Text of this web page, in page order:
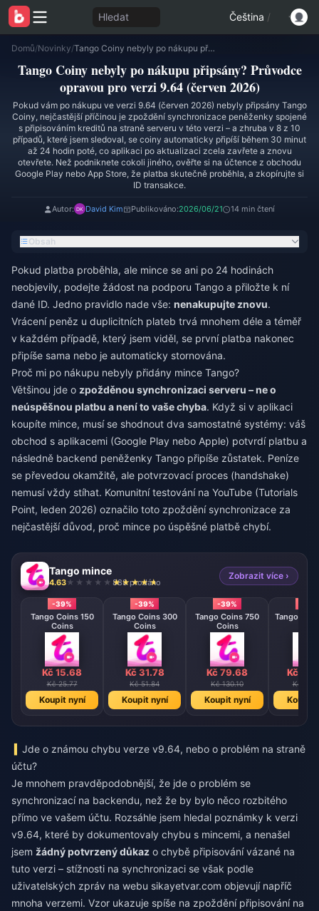
Hledat Čeština /
Domů/Novinky/ Tango Coiny nebyly po nákupu připsány? Průvodce opravou pro verzi 9.64 (červen 2026)
Tango Coiny nebyly po nákupu připsány? Průvodce
opravou pro verzi 9.64 (červen 2026)
Pokud vám po nákupu ve verzi 9.64 (červen 2026) nebyly připsány Tango
Coiny, nejčastější příčinou je zpoždění synchronizace peněženky spojené
s připisováním kreditů na straně serveru v této verzi – a zhruba v 8 z 10
případů, které jsem sledoval, se coiny automaticky připíší během 30 minut
až 24 hodin poté, co aplikaci po aktualizaci zcela zavřete a znovu
otevřete. Než podniknete cokoli jiného, ověřte si na účtence z obchodu
Google Play nebo App Store, že platba skutečně proběhla, a zkopírujte si
ID transakce.
Autor: David Kim Publikováno:2026/06/21 14 min čtení
Obsah
Pokud platba proběhla, ale mince se ani po 24 hodinách
neobjevily, podejte žádost na podporu Tango a přiložte k ní
dané ID. Jedno pravidlo nade vše: nenakupujte znovu.
Vrácení peněz u duplicitních plateb trvá mnohem déle a téměř
v každém případě, který jsem viděl, se první platba nakonec
připíše sama nebo je automaticky stornována.
Proč mi po nákupu nebyly přidány mince Tango?
Většinou jde o zpožděnou synchronizaci serveru – ne o
neúspěšnou platbu a není to vaše chyba. Když si v aplikaci
koupíte mince, musí se shodnout dva samostatné systémy: váš
obchod s aplikacemi (Google Play nebo Apple) potvrdí platbu a
následně backend peněženky Tango připíše zůstatek. Peníze
se převedou okamžitě, ale potvrzovací proces (handshake)
nemusí vždy stíhat. Komunitní testování na YouTube (Tutorials
Point, leden 2026) označilo toto zpoždění synchronizace za
nejčastější důvod, proč mince po úspěšné platbě chybí.
Tango mince
4.63 888 prodáno
Zobrazit více ›
-39%
Tango Coins 150
Coins
Kč 15.68
Kč 25.77
Koupit nyní
-39%
Tango Coins 300
Coins
Kč 31.78
Kč 51.84
Koupit nyní
-39%
Tango Coins 750
Coins
Kč 79.68
Kč 130.10
Koupit nyní
Tango
Kč
Kč
Koupit
Jde o známou chybu verze v9.64, nebo o problém na straně
účtu?
Je mnohem pravděpodobnější, že jde o problém se
synchronizací na backendu, než že by bylo něco rozbitého
přímo ve vašem účtu. Rozsáhle jsem hledal poznámky k verzi
v9.64, které by dokumentovaly chybu s mincemi, a nenašel
jsem žádný potvrzený důkaz o chybě připisování vázané na
tuto verzi – stížnosti na synchronizaci se však podle
uživatelských zpráv na webu sikayetvar.com objevují napříč
mnoha verzemi. Vzor ukazuje spíše na zpoždění připisování na